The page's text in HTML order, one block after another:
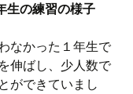
生の練習の様子
なかった１年生で
伸ばし、少人数で
ができていまし